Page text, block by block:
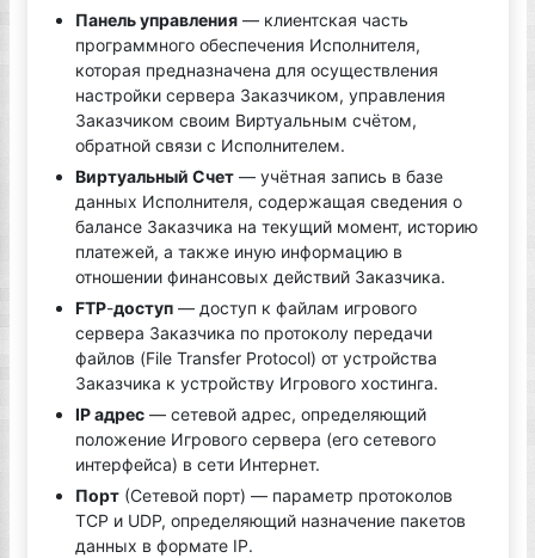
Панель управления— клиентская часть
программного обеспечения Исполнителя,
которая предназначена для осуществления
настройки сервера Заказчиком, управления
Заказчиком своим Виртуальным счётом,
обратной связи с Исполнителем.
Виртуальный Счет— учётная запись в базе
данных Исполнителя, содержащая сведения о
балансе Заказчика на текущий момент, историю
платежей, а также иную информацию в
отношении финансовых действий Заказчика.
FTP-доступ— доступ к файлам игрового
сервера Заказчика по протоколу передачи
файлов (File Transfer Protocol) от устройства
Заказчика к устройству Игрового хостинга.
IP адрес— сетевой адрес, определяющий
положение Игрового сервера (его сетевого
интерфейса) в сети Интернет.
Порт(Сетевой порт) — параметр протоколов
TCP и UDP, определяющий назначение пакетов
данных в формате IP.